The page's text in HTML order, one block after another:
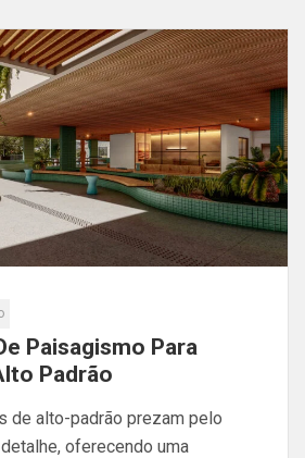
Paisagismo Para
Padrão
de alto-padrão prezam pelo
oferecendo uma